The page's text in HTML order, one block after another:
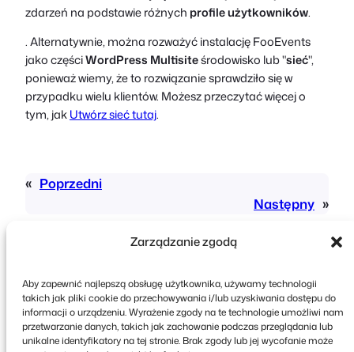
Zarządzanie zgodą
Aby zapewnić najlepszą obsługę użytkownika, używamy technologii
takich jak pliki cookie do przechowywania i/lub uzyskiwania dostępu do
informacji o urządzeniu. Wyrażenie zgody na te technologie umożliwi nam
przetwarzanie danych, takich jak zachowanie podczas przeglądania lub
unikalne identyfikatory na tej stronie. Brak zgody lub jej wycofanie może
zdarzeń na podstawie różnych profile użytkowników.
. Alternatywnie, można rozważyć instalację FooEvents
jako częściWordPress Multisiteśrodowisko lub "sieć",
ponieważ wiemy, że to rozwiązanie sprawdziło się w
przypadku wielu klientów. Możesz przeczytać więcej o
tym, jakUtwórz sieć tutaj.
« Poprzedni
Następny »
Copyright © 2026 FooEvents. Wszelkie prawa
zastrzeżone.